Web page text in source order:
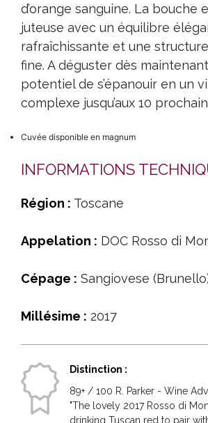
d’orange sanguine. La bouche
juteuse avec un équilibre
rafraîchissante et une
fine. A déguster dès
potentiel de s’épanouir en un
complexe jusqu’aux 10
Cuvée disponible en magnum
INFORMATIONS
Région : Toscane
Appelation : DOC Rosso di
Cépage : Sangiovese
Millésime : 2017
Distinction :
89+ / 100 R. Parker - Wine
"The lovely 2017 Rosso di
drinking Tuscan red to pair